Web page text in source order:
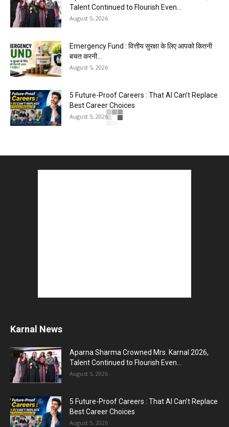
Talent Continued to Flourish Even...
August 5, 2026
Emergency Fund : वित्तीय सुरक्षा के लिए आपको कितनी
बचत करनी...
August 5, 2026
5 Future-Proof Careers : That AI Can’t Replace
Best Career Choices
August 5, 2026
Karnal News
Aparna Sharma Crowned Mrs. Karnal 2026,
Talent Continued to Flourish Even...
August 5, 2026
5 Future-Proof Careers : That AI Can’t Replace
Best Career Choices
August 5, 2026